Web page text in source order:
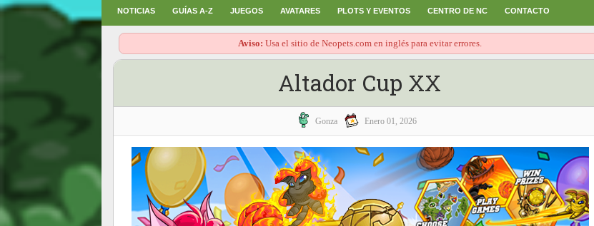
NOTICIAS GUÍAS A-Z JUEGOS AVATARES PLOTS Y EVENTOS CENTRO DE NC CONTACTO
Aviso: Usa el sitio de Neopets.com en inglés para evitar errores.
Altador Cup XX
Gonza Enero 01, 2026